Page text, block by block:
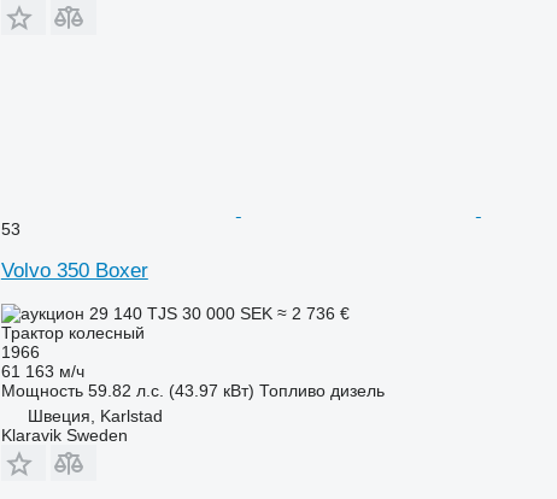
53
Volvo 350 Boxer
29 140 TJS 30 000 SEK ≈ 2 736 €
Трактор колесный
1966
61 163 м/ч
Мощность 59.82 л.с. (43.97 кВт) Топливо дизель
Швеция, Karlstad
Klaravik Sweden